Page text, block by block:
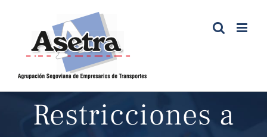
contenido
Restricciones a